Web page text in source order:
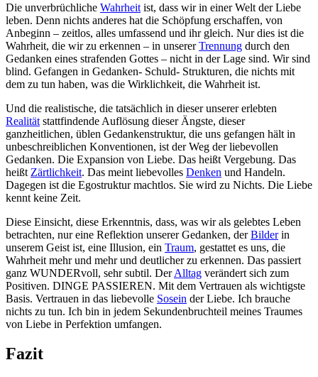
Die unverbrüchliche Wahrheit ist, dass wir in einer Welt der Liebe
leben. Denn nichts anderes hat die Schöpfung erschaffen, von
Anbeginn – zeitlos, alles umfassend und ihr gleich. Nur dies ist die
Wahrheit, die wir zu erkennen – in unsererTrennung durch den
Gedanken eines strafenden Gottes – nicht in der Lage sind. Wir sind
blind. Gefangen in Gedanken- Schuld- Strukturen, die nichts mit
dem zu tun haben, was die Wirklichkeit, die Wahrheit ist.
Und die realistische, die tatsächlich in dieser unserer erlebten
Realität stattfindende Auflösung dieser Ängste, dieser
ganzheitlichen, üblen Gedankenstruktur, die uns gefangen hält in
unbeschreiblichen Konventionen, ist der Weg der liebevollen
Gedanken. Die Expansion von Liebe. Das heißt Vergebung. Das
heißt Zärtlichkeit. Das meint liebevolles Denken und Handeln.
Dagegen ist die Egostruktur machtlos. Sie wird zu Nichts. Die Liebe
kennt keine Zeit.
Diese Einsicht, diese Erkenntnis, dass, was wir als gelebtes Leben
betrachten, nur eine Reflektion unserer Gedanken, derBilderin
unserem Geist ist, eine Illusion, ein Traum, gestattet es uns, die
Wahrheit mehr und mehr und deutlicher zu erkennen. Das passiert
ganz WUNDERvoll, sehr subtil. DerAlltag verändert sich zum
Positiven. DINGE PASSIEREN. Mit dem Vertrauen als wichtigste
Basis. Vertrauen in das liebevolle Sosein der Liebe. Ich brauche
nichts zu tun. Ich bin in jedem Sekundenbruchteil meines Traumes
von Liebe in Perfektion umfangen.
Fazit